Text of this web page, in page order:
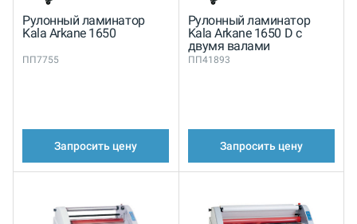
Рулонный ламинатор
Kala Arkane 1650
ПП7755
Запросить цену
Рулонный ламинатор
Kala Arkane 1650 D с
двумя валами
ПП41893
Запросить цену